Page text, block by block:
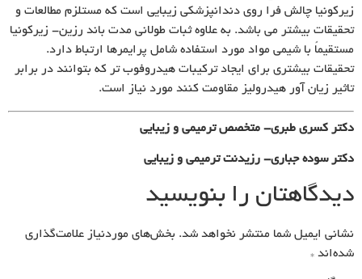
زیرکونیا چالش فرا روی دندانپزشکی زیبایی است که مستلزم مطالعات و
تحقیقات بیشتر می باشد. به علاوه ثبات طولانی مدت باند رزین- زیرکونیا
مستقیماً با شیمی مواد مورد استفاده شامل پرایمرها ارتباط دارد.
تحقیقات بیشتری برای ایجاد ترکیبات هیدروفوب تر که بتوانند در برابر
تاثیر زیان آور هیدرولیز مقاومت کنند مورد نیاز است.
دکتر کسری طبری- متخصص ترمیمی و زیبایی
دکتر سوده جباری- رزیدنت ترمیمی و زیبایی
دیدگاهتان را بنویسید
نشانی ایمیل شما منتشر نخواهد شد. بخش‌های موردنیاز علامت‌گذاری
شده‌اند *